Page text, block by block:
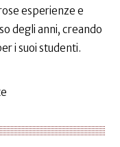
esperienze e
degli anni, creando
i suoi studenti.